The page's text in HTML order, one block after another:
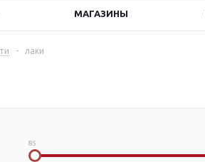
МАГАЗИНЫ
- лаки
85